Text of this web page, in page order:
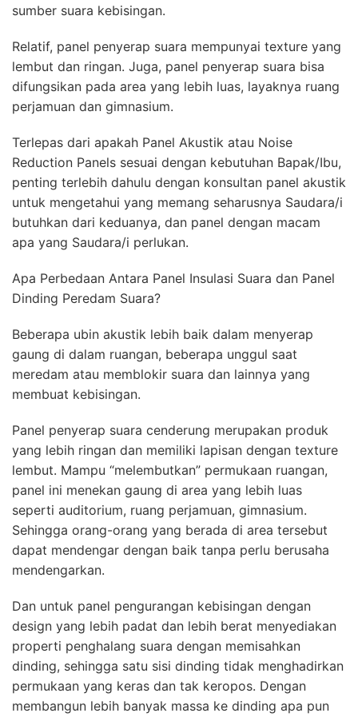
sumber suara kebisingan.
Relatif, panel penyerap suara mempunyai texture yang
lembut dan ringan. Juga, panel penyerap suara bisa
difungsikan pada area yang lebih luas, layaknya ruang
perjamuan dan gimnasium.
Terlepas dari apakah Panel Akustik atau Noise
Reduction Panels sesuai dengan kebutuhan Bapak/Ibu,
penting terlebih dahulu dengan konsultan panel akustik
untuk mengetahui yang memang seharusnya Saudara/i
butuhkan dari keduanya, dan panel dengan macam
apa yang Saudara/i perlukan.
Apa Perbedaan Antara Panel Insulasi Suara dan Panel
Dinding Peredam Suara?
Beberapa ubin akustik lebih baik dalam menyerap
gaung di dalam ruangan, beberapa unggul saat
meredam atau memblokir suara dan lainnya yang
membuat kebisingan.
Panel penyerap suara cenderung merupakan produk
yang lebih ringan dan memiliki lapisan dengan texture
lembut. Mampu “melembutkan” permukaan ruangan,
panel ini menekan gaung di area yang lebih luas
seperti auditorium, ruang perjamuan, gimnasium.
Sehingga orang-orang yang berada di area tersebut
dapat mendengar dengan baik tanpa perlu berusaha
mendengarkan.
Dan untuk panel pengurangan kebisingan dengan
design yang lebih padat dan lebih berat menyediakan
properti penghalang suara dengan memisahkan
dinding, sehingga satu sisi dinding tidak menghadirkan
permukaan yang keras dan tak keropos. Dengan
membangun lebih banyak massa ke dinding apa pun